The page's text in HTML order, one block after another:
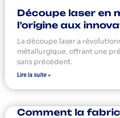
Découpe laser en
l’origine aux
La découpe laser a
métallurgique, offrant une
sans précédent.
Lire la suite »
Comment la